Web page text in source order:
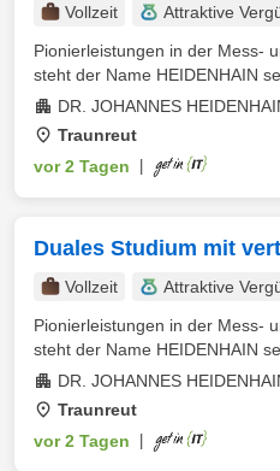
Vollzeit
Attraktive
Pionierleistungen in der Mess-
steht der Name HEIDENHAIN
DR. JOHANNES
Traunreut
vor 2 Tagen
Duales Studium mit
Vollzeit Attraktive
Pionierleistungen in der Mess-
steht der Name HEIDENHAIN
DR. JOHANNES
Traunreut
vor 2 Tagen